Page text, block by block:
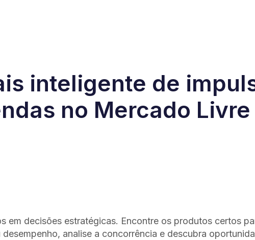
inteligente de
no Mercado Livre
em decisões estratégicas. Encontre os produtos certos
desempenho, analise a concorrência e descubra